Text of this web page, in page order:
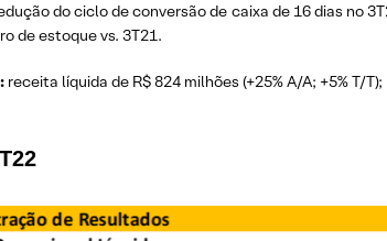
do ciclo de conversão de caixa de 16 dias no
de estoque vs. 3T21.
receita líquida de R$ 824 milhões (+25% A/A; +5% T/